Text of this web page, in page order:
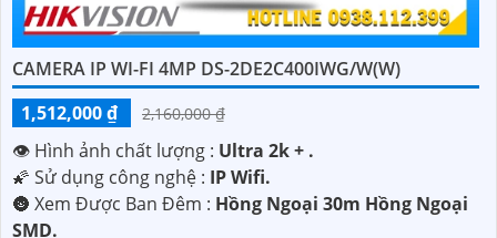
CAMERA IP WI-FI 4MP DS-2DE2C400IWG/W(W)
1,512,000 ₫
2,160,000 ₫
👁 Hình ảnh chất lượng : Ultra 2k + .
🌠 Sử dụng công nghệ : IP Wifi.
🌚 Xem Được Ban Đêm : Hồng Ngoại 30m Hồng Ngoại
SMD.